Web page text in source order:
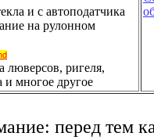
и с автоподатчика
на рулонном
люверсов, ригеля,
и многое другое
перед тем